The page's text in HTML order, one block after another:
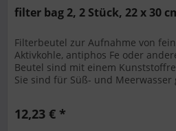
filter bag 2, 2 Stück, 22 x 30
Filterbeutel zur Aufnahme von
Aktivkohle, antiphos Fe oder
Beutel sind mit einem
Sie sind für Süß- und Meerwasser
12,23 € *